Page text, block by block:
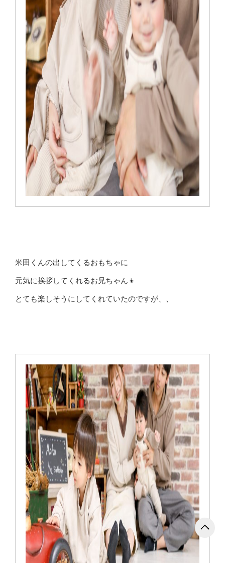
米田くんの出してくるおもちゃに
元気に挨拶してくれるお兄ちゃん👦
とても楽しそうにしてくれていたのですが、、